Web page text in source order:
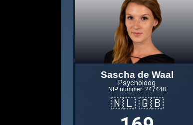
Sascha de Waal
Psycholoog
NIP nummer: 247448
🇳🇱 🇬🇧